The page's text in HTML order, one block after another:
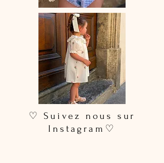
♡ Suivez nous sur
Instagram♡